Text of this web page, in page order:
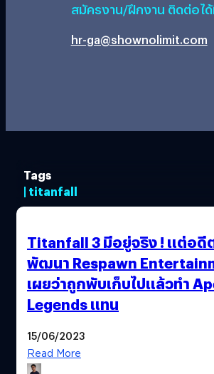
สมัครงาน/ฝึกงาน ติดต่อไ
hr-ga@shownolimit.com
Tags
| titanfall
Titanfall 3 มีอยู่จริง ! แต่อดี
พัฒนา Respawn
เผยว่าถูกพับเก็บไปแล้วทำ
Legends แทน
15/06/2023
Read More